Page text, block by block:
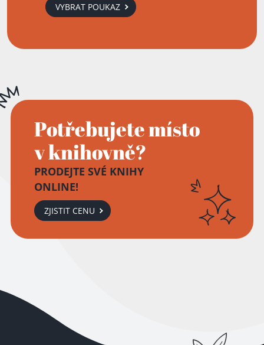
VYBRAT POUKAZ
Potřebujete místo
v knihovně?
PRODEJTE SVÉ KNIHY
ONLINE!
ZJISTIT CENU